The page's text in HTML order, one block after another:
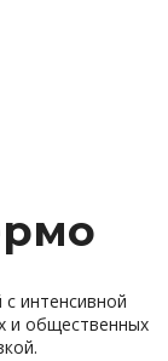
интенсивной
и общественных